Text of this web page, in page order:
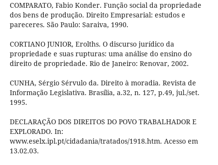
COMPARATO, Fabio Konder. Função social da propriedade
dos bens de produção. Direito Empresarial: estudos e
pareceres. São Paulo: Saraiva, 1990.
CORTIANO JUNIOR, Erolths. O discurso jurídico da
propriedade e suas rupturas: uma análise do ensino do
direito de propriedade. Rio de Janeiro: Renovar, 2002.
CUNHA, Sérgio Sérvulo da. Direito à moradia. Revista de
Informação Legislativa. Brasília, a.32, n. 127, p.49, jul./set.
1995.
DECLARAÇÃO DOS DIREITOS DO POVO TRABALHADOR E
EXPLORADO. In:
www.eselx.ipl.pt/cidadania/tratados/1918.htm. Acesso em
13.02.03.